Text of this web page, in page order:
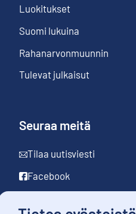
Luokitukset
Suomi lukuina
Rahanarvonmuunnin
Tulevat julkaisut
Seuraa meitä
Tilaa uutisviesti
Facebook